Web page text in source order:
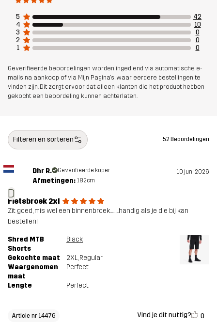
Pasvorm REGULAR
Materiál 1
87% Polyamide (Gerecycled), 13%
Gewicht 260g in maat Medium
Artikelnummer 14476_2001
5
42
4
10
3
0
2
0
1
0
Geverifieerde beoordelingen worden ingediend via automatische e-
mails na aankoop of via Mijn Pagina's, waar eerdere bestellingen te
vinden zijn. Dit zorgt ervoor dat alleen klanten die het product hebben
gekocht een beoordeling kunnen achterlaten.
Filteren en sorteren 52 Beoordelingen
D
Dhr R. Geverifieerde koper 10 juni 2026
Afmetingen: 182cm
Fietsbroek 2xl
Zit goed, mis wel een binnenbroek……..handig als je die bij kan
bestellen!
Shred MTB
Shorts
Black
Gekochte maat 2XL, Regular
Waargenomen
maat
Perfect
Lengte Perfect
Article nr 14476 Vind je dit nuttig? 0